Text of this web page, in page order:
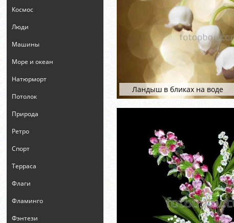
Космос
Люди
Машины
Море и океан
Натюрморт
Потолок
Природа
Ретро
Спорт
Терраса
Флаги
Фламинго
Фэнтези
Ландыш в бликах на воде